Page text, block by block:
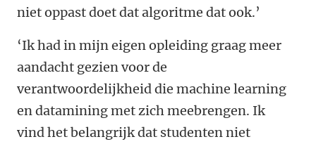
niet oppast doet dat algoritme dat ook.’
‘Ik had in mijn eigen opleiding graag meer
aandacht gezien voor de
verantwoordelijkheid die machine learning
en datamining met zich meebrengen. Ik
vind het belangrijk dat studenten niet